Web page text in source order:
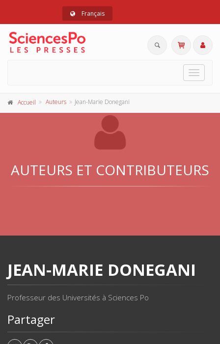
Français
Toggle
Accueil Auteurs Jean-Marie Donegani
AUTEURS ET CONTRIBUTEURS
JEAN-MARIE DONEGANI
Professeur des Universités à Sciences Po
Partager